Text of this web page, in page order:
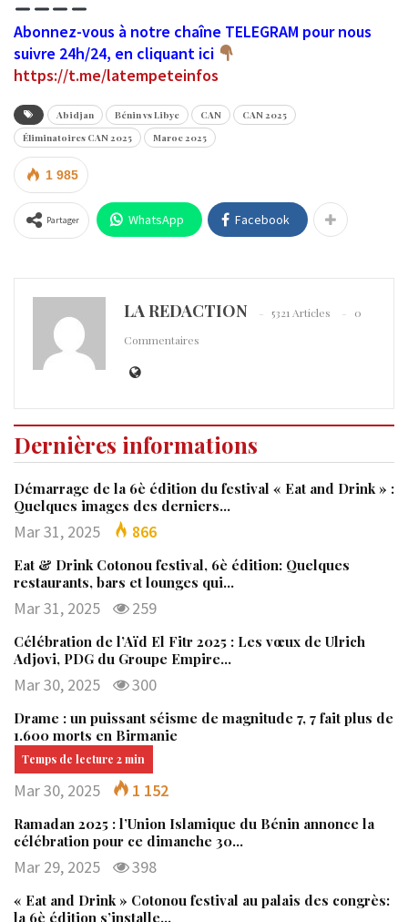
Abonnez-vous à notre chaîne TELEGRAM pour nous
suivre 24h/24, en cliquant ici
https://t.me/latempeteinfos
Abidjan Bénin vs Libye CAN
CAN 2025
Éliminatoires CAN 2025
Maroc 2025
1 985
Partager WhatsApp Facebook
LA REDACTION 5321 Articles
0
Commentaires
Dernières informations
Démarrage de la 6è édition du festival « Eat and Drink » :
Quelques images des derniers…
Mar 31, 2025 866
Eat & Drink Cotonou festival, 6è édition: Quelques
restaurants, bars et lounges qui…
Mar 31, 2025 259
Célébration de l’Aïd El Fitr 2025 : Les vœux de Ulrich
Adjovi, PDG du Groupe Empire…
Mar 30, 2025 300
Drame : un puissant séisme de magnitude 7, 7 fait plus de
1.600 morts en Birmanie
Mar 30, 2025 1 152
Ramadan 2025 : l’Union Islamique du Bénin annonce la
célébration pour ce dimanche 30…
Mar 29, 2025 398
« Eat and Drink » Cotonou festival au palais des congrès:
la 6è édition s’installe…